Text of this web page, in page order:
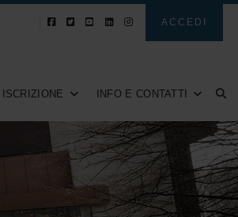
ACCEDI
ISCRIZIONE INFO E CONTATTI